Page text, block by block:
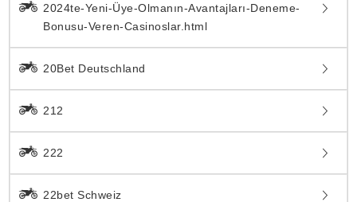
2024te-Yeni-Üye-Olmanın-Avantajları-Deneme-
Bonusu-Veren-Casinoslar.html
20Bet Deutschland
212
222
22bet Schweiz